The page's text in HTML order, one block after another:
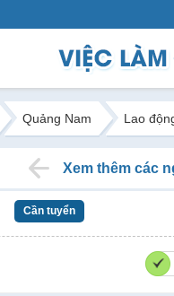
Quảng Nam Lao
Xem thêm các
Cần tuyển